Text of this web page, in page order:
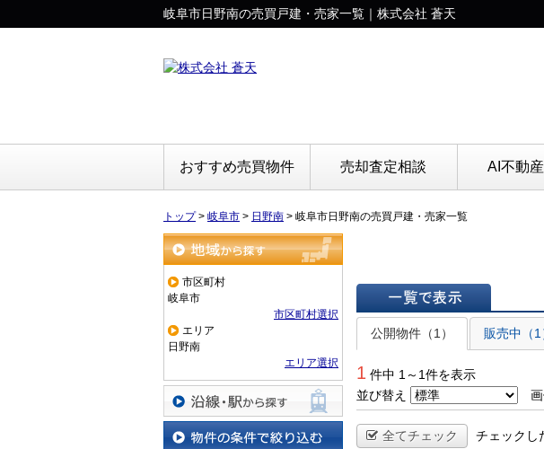
岐阜市日野南の売買戸建・売家一覧｜株式会社 蒼天
おすすめ売買物件 売却査定相談 AI不動
トップ> 岐阜市 > 日野南 > 岐阜市日野南の売買戸建・売家一覧
地域から探す
市区町村
岐阜市
市区町村選択
エリア
日野南
エリア選択
沿線・駅から探す
一覧で表示
公開物件（1）
販売中（1
1 件中 1～1件を表示
並び替え
全てチェック チェックし